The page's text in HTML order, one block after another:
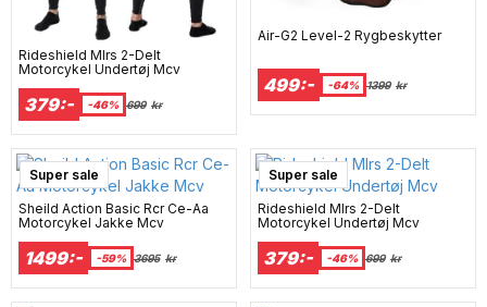
Rideshield Mlrs 2-Delt
Motorcykel Undertøj Mcv
379:- -46% 699 kr
Air-G2 Level-2 Rygbeskytter
499:- -64% 1399 kr
Super sale
Sheild Action Basic Rcr Ce-Aa
Motorcykel Jakke Mcv
1499:- -59% 3695 kr
Super sale
Rideshield Mlrs 2-Delt
Motorcykel Undertøj Mcv
379:- -46% 699 kr